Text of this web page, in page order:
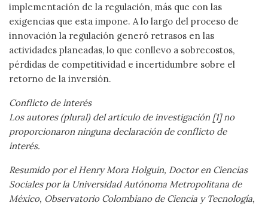
implementación de la regulación, más que con las
exigencias que esta impone. A lo largo del proceso de
innovación la regulación generó retrasos en las
actividades planeadas, lo que conllevo a sobrecostos,
pérdidas de competitividad e incertidumbre sobre el
retorno de la inversión.
Conflicto de interés
Los autores (plural) delartículo de investigación [1] no
proporcionaron ninguna declaración de conflicto de
interés.
Resumido por el Henry Mora Holguin, Doctor en Ciencias
Sociales por la Universidad Autónoma Metropolitana de
México, Observatorio Colombiano de Ciencia y Tecnología,